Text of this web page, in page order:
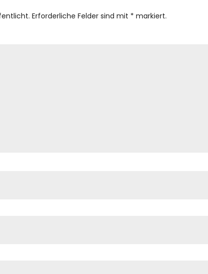
Erforderliche Felder sind mit * markiert.